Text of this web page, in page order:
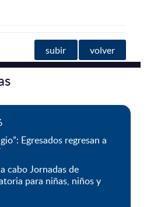
subir volver
Egresados regresan a
cabo Jornadas de
para niñas, niños y